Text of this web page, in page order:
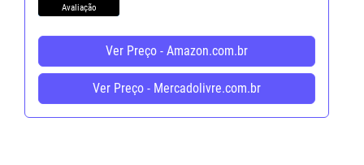
Avaliação
Ver Preço - Amazon.com.br
Ver Preço - Mercadolivre.com.br